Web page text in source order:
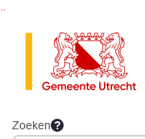
Zoeken